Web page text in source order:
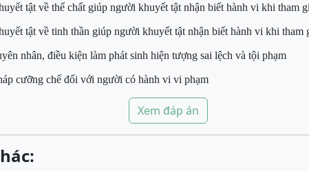
tật về thể chất giúp người khuyết tật nhận biết hành vi khi tham
tật về tinh thần giúp người khuyết tật nhận biết hành vi khi tham
nhân, điều kiện làm phát sinh hiện tượng sai lệch và tội phạm
cưỡng chế đối với người có hành vi vi phạm
Xem đáp án